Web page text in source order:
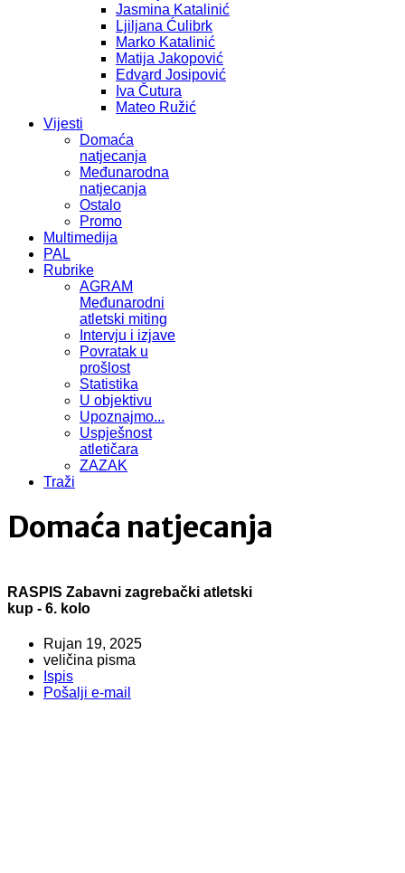
Jasmina Katalinić
Ljiljana Ćulibrk
Marko Katalinić
Matija Jakopović
Edvard Josipović
Iva Čutura
Mateo Ružić
Vijesti
Domaća
natjecanja
Međunarodna
natjecanja
Ostalo
Promo
Multimedija
PAL
Rubrike
AGRAM
Međunarodni
atletski miting
Intervju i izjave
Povratak u
prošlost
Statistika
U objektivu
Upoznajmo...
Uspješnost
atletičara
ZAZAK
Traži
Domaća natjecanja
RASPIS Zabavni zagrebački atletski
kup - 6. kolo
Rujan 19, 2025
veličina pisma
Ispis
Pošalji e-mail